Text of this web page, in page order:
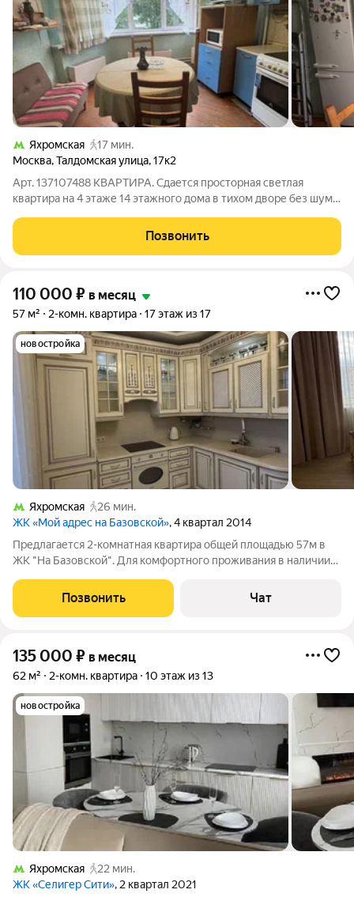
Яхромская
17 мин.
Москва,Талдомская улица,17к2
Арт. 137107488 КВАРТИРА. Сдается просторная светлая
квартира на 4 этаже 14 этажного дома в тихом дворе без шума
раздельный санузел, две лоджии (застеленные и утеплённые),
окна выходят на две
Позвонить
110 000 ₽ в месяц
57 м² 2-комн. квартира 17 этаж из 17
новостройка
Яхромская
26 мин.
ЖК «Мой адрес на Базовской», 4 квартал 2014
Предлагается 2-комнатная квартира общей площадью 57м в
ЖК "На Базовской". Для комфортного проживания в наличии
теплого пола. Кухонный гарнитур оснащен духовой печью. Так
же имеется лоджия
Позвонить Чат
135 000 ₽ в месяц
62 м² 2-комн. квартира 10 этаж из 13
новостройка
Яхромская
22 мин.
ЖК «Селигер Сити», 2 квартал 2021